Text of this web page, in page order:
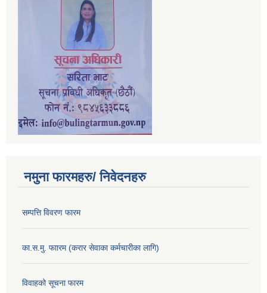
नमुना फारमहरु/ निवेदनहरु
सम्पत्ति विवरण फारम
का.स.मु. फाारम (करार सेवाका कर्मचारीका लागि)
विवाहको सूचना फारम